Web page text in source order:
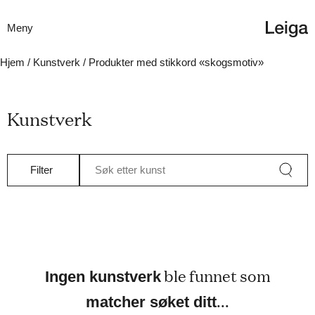
Meny
Hjem / Kunstverk / Produkter med stikkord «skogsmotiv»
Kunstverk
Filter Søk etter kunst
Ingen kunstverkble funnet som
matcher søket ditt...